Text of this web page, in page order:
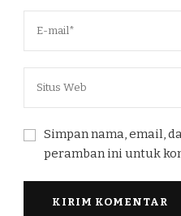
Simpan nama, email,
peramban ini untuk